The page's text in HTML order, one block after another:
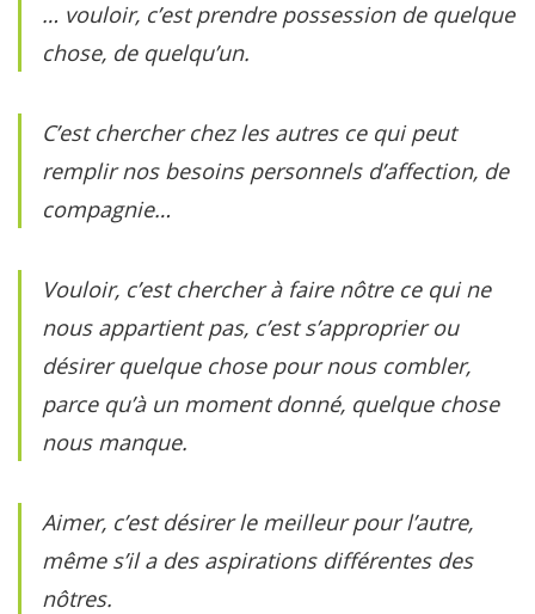
… vouloir, c’est prendre possession de quelque
chose, de quelqu’un.
C’est chercher chez les autres ce qui peut
remplir nos besoins personnels d’affection, de
compagnie…
Vouloir, c’est chercher à faire nôtre ce qui ne
nous appartient pas, c’est s’approprier ou
désirer quelque chose pour nous combler,
parce qu’à un moment donné, quelque chose
nous manque.
Aimer, c’est désirer le meilleur pour l’autre,
même s’il a des aspirations différentes des
nôtres.